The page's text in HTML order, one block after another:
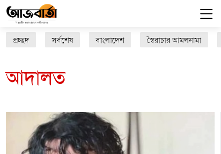
প্রচ্ছদ সর্বশেষ বাংলাদেশ স্বৈরাচার আমলনামা
আদালত